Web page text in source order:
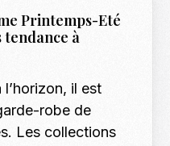
Printemps-Eté
tendance à
il est
robe de
Les collections